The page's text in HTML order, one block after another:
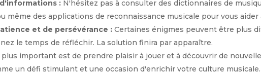
: N'hésitez pas à consulter des dictionnaires de
même des applications de reconnaissance musicale pour vous
et de persévérance : Certaines énigmes peuvent être plus
le temps de réfléchir. La solution finira par apparaître.
plus important est de prendre plaisir à jouer et à découvrir de
un défi stimulant et une occasion d'enrichir votre culture musicale.